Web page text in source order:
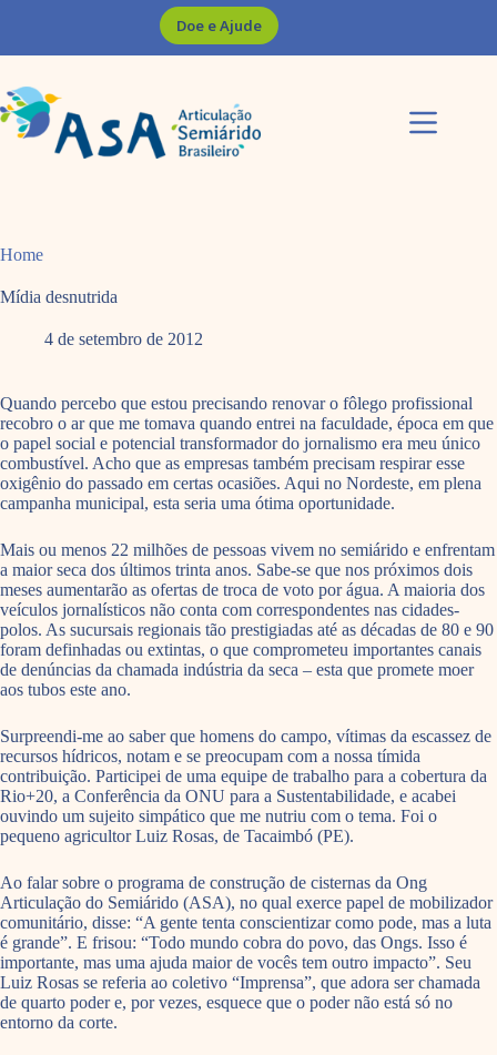
Doe e Ajude
Home
Mídia desnutrida
4 de setembro de 2012
Quando percebo que estou precisando renovar o fôlego profissional
recobro o ar que me tomava quando entrei na faculdade, época em que
o papel social e potencial transformador do jornalismo era meu único
combustível. Acho que as empresas também precisam respirar esse
oxigênio do passado em certas ocasiões. Aqui no Nordeste, em plena
campanha municipal, esta seria uma ótima oportunidade.
Mais ou menos 22 milhões de pessoas vivem no semiárido e enfrentam
a maior seca dos últimos trinta anos. Sabe-se que nos próximos dois
meses aumentarão as ofertas de troca de voto por água. A maioria dos
veículos jornalísticos não conta com correspondentes nas cidades-
polos. As sucursais regionais tão prestigiadas até as décadas de 80 e 90
foram definhadas ou extintas, o que comprometeu importantes canais
de denúncias da chamada indústria da seca – esta que promete moer
aos tubos este ano.
Surpreendi-me ao saber que homens do campo, vítimas da escassez de
recursos hídricos, notam e se preocupam com a nossa tímida
contribuição. Participei de uma equipe de trabalho para a cobertura da
Rio+20, a Conferência da ONU para a Sustentabilidade, e acabei
ouvindo um sujeito simpático que me nutriu com o tema. Foi o
pequeno agricultor Luiz Rosas, de Tacaimbó (PE).
Ao falar sobre o programa de construção de cisternas da Ong
Articulação do Semiárido (ASA), no qual exerce papel de mobilizador
comunitário, disse: “A gente tenta conscientizar como pode, mas a luta
é grande”. E frisou: “Todo mundo cobra do povo, das Ongs. Isso é
importante, mas uma ajuda maior de vocês tem outro impacto”. Seu
Luiz Rosas se referia ao coletivo “Imprensa”, que adora ser chamada
de quarto poder e, por vezes, esquece que o poder não está só no
entorno da corte.